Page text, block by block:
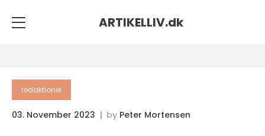
ARTIKELLIV.dk
redaktionel
03. November 2023 by Peter Mortensen